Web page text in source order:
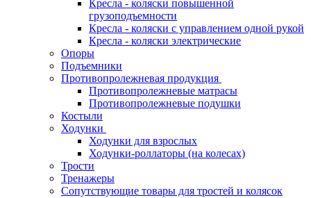
Кресла - коляски повышенной
грузоподъемности
Кресла - коляски с управлением одной рукой
Кресла - коляски электрические
Опоры
Подъемники
Противопролежневая продукция
Противопролежневые матрасы
Противопролежневые подушки
Костыли
Ходунки
Ходунки для взрослых
Ходунки-роллаторы (на колесах)
Трости
Тренажеры
Сопутствующие товары для тростей и колясок